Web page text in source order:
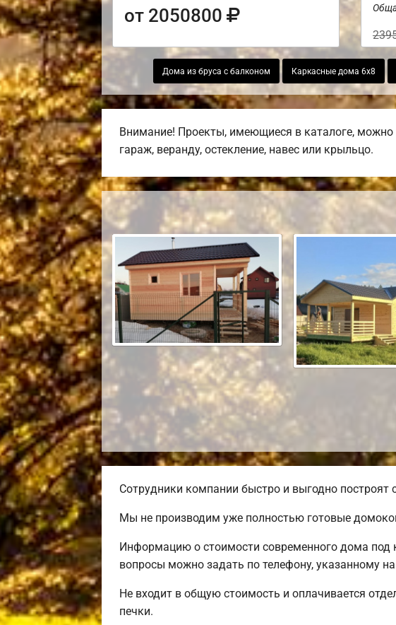
от 2050800
Дома из бруса с балконом Каркасные дома 6х8
Внимание! Проекты, имеющиеся в каталоге, можно
гараж, веранду, остекление, навес или крыльцо.
Сотрудники компании быстро и выгодно
Мы не производим уже полностью готовые
Информацию о стоимости современного дома под
вопросы можно задать по телефону, указанному
Не входит в общую стоимость и оплачивается
печки.